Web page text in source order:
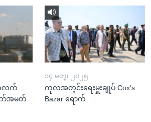
လက်
ာ်အမတ်
၁၄ မတ္၊ ၂၀၂၅
ကုလအတွင်းရေးမှူးချုပ် Cox's
Bazar ရောက်